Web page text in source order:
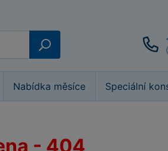
Nabídka měsíce Speciální
- 404